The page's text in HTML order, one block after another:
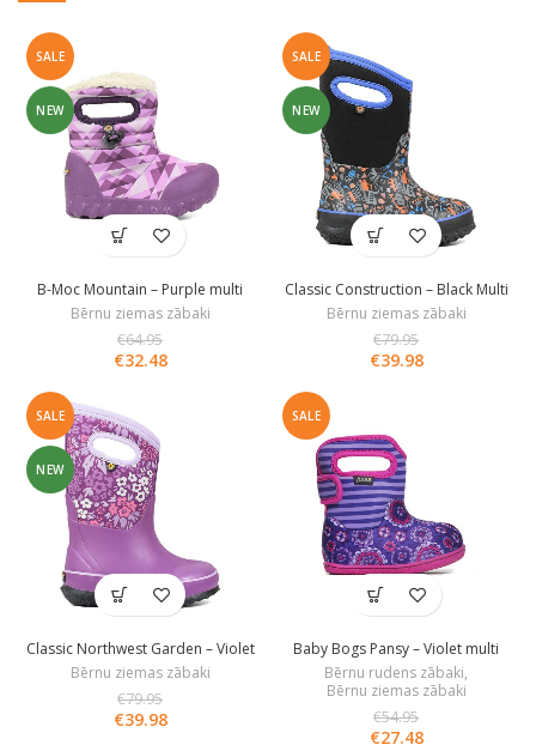
SALE
NEW
B-Moc Mountain – Purple multi
Bērnu ziemas zābaki
€64.95
€32.48
SALE
NEW
Classic Construction – Black Multi
Bērnu ziemas zābaki
€79.95
€39.98
SALE
NEW
Classic Northwest Garden – Violet
Multi
Bērnu ziemas zābaki
€79.95
€39.98
SALE
Baby Bogs Pansy – Violet multi
Bērnu rudens zābaki,
Bērnu ziemas zābaki
€54.95
€27.48